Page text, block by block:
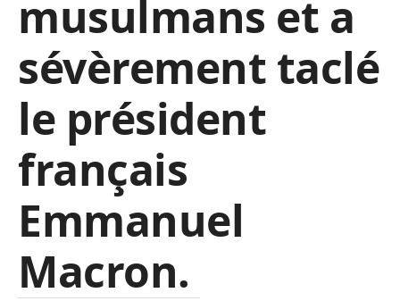
musulmans et a
sévèrement taclé
le président
français
Emmanuel
Macron.